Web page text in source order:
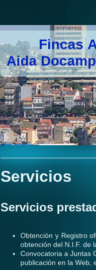
Fincas
Aida
Servicios
Servicios
Obtención y Registro
obtención del N.I.F. de
Convocatoria a Juntas
publicación en la Web,